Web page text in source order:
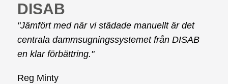
DISAB
"Jämfört med när vi städade manuellt är det
centrala dammsugningssystemet från DISAB
en klar förbättring."
Reg Minty